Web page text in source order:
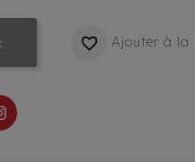
 Ajouter à la